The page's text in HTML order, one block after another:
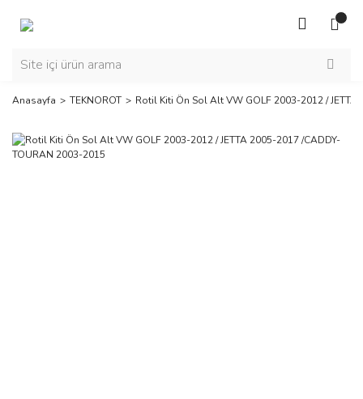
Anasayfa TEKNOROT Rotil Kiti Ön Sol Alt VW GOLF 2003-2012 /